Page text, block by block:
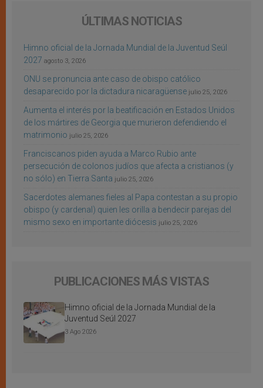
ÚLTIMAS NOTICIAS
Himno oficial de la Jornada Mundial de la Juventud Seúl
2027 agosto 3, 2026
ONU se pronuncia ante caso de obispo católico
desaparecido por la dictadura nicaragüense julio 25, 2026
Aumenta el interés por la beatificación en Estados Unidos
de los mártires de Georgia que murieron defendiendo el
matrimonio julio 25, 2026
Franciscanos piden ayuda a Marco Rubio ante
persecución de colonos judíos que afecta a cristianos (y
no sólo) en Tierra Santa julio 25, 2026
Sacerdotes alemanes fieles al Papa contestan a su propio
obispo (y cardenal) quien les orilla a bendecir parejas del
mismo sexo en importante diócesis julio 25, 2026
PUBLICACIONES MÁS VISTAS
Himno oficial de la Jornada Mundial de la
Juventud Seúl 2027
3 Ago 2026